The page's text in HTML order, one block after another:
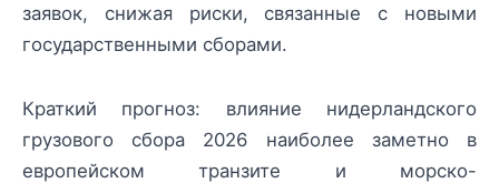
заявок, снижая риски, связанные с новыми
государственными сборами.
Краткий прогноз: влияние нидерландского
грузового сбора 2026 наиболее заметно в
европейском транзите и морско-